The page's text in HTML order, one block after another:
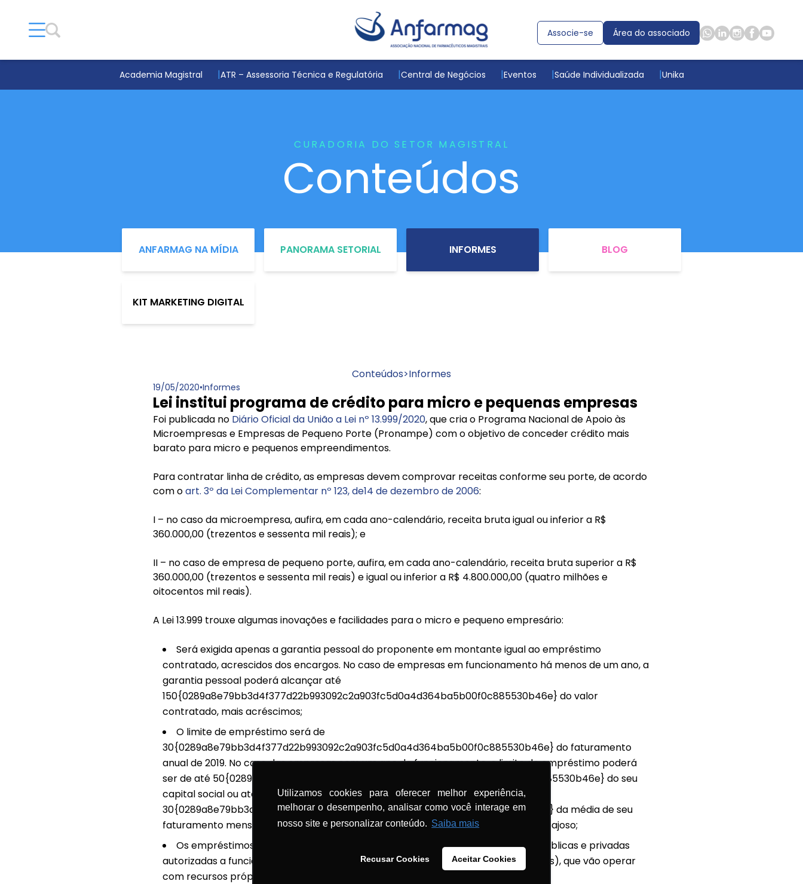
Utilizamos cookies para oferecer melhor experiência,
melhorar o desempenho, analisar como você interage em
nosso site e personalizar conteúdo. Saiba mais
Recusar Cookies Aceitar Cookies
Associe-se Área do associado
Academia Magistral ATR – Assessoria Técnica e Regulatória Central de Negócios Eventos Saúde Individualizada Unika
CURADORIA DO SETOR MAGISTRAL
Conteúdos
ANFARMAG NA MÍDIA PANORAMA SETORIAL INFORMES BLOG
KIT MARKETING DIGITAL
Conteúdos>Informes
19/05/2020•Informes
Lei institui programa de crédito para micro e pequenas empresas
Foi publicada no Diário Oficial da União a Lei nº 13.999/2020, que cria o Programa Nacional de Apoio às
Microempresas e Empresas de Pequeno Porte (Pronampe) com o objetivo de conceder crédito mais
barato para micro e pequenos empreendimentos.
Para contratar linha de crédito, as empresas devem comprovar receitas conforme seu porte, de acordo
com oart. 3º da Lei Complementar nº 123, de14 de dezembro de 2006:
I – no caso da microempresa, aufira, em cada ano-calendário, receita bruta igual ou inferior a R$
360.000,00 (trezentos e sessenta mil reais); e
II – no caso de empresa de pequeno porte, aufira, em cada ano-calendário, receita bruta superior a R$
360.000,00 (trezentos e sessenta mil reais) e igual ou inferior a R$ 4.800.000,00 (quatro milhões e
oitocentos mil reais).
A Lei 13.999 trouxe algumas inovações e facilidades para o micro e pequeno empresário:
Será exigida apenas a garantia pessoal do proponente em montante igual ao empréstimo
contratado, acrescidos dos encargos. No caso de empresas em funcionamento há menos de um ano, a
garantia pessoal poderá alcançar até
150{0289a8e79bb3d4f377d22b993092c2a903fc5d0a4d364ba5b00f0c885530b46e} do valor
contratado, mais acréscimos;
O limite de empréstimo será de
30{0289a8e79bb3d4f377d22b993092c2a903fc5d0a4d364ba5b00f0c885530b46e} do faturamento
anual de 2019. No caso das empresas com um ano de funcionamento, o limite de empréstimo poderá
ser de até 50{0289a8e79bb3d4f377d22b993092c2a903fc5d0a4d364ba5b00f0c885530b46e} do seu
capital social ou até
30{0289a8e79bb3d4f377d22b993092c2a903fc5d0a4d364ba5b00f0c885530b46e} da média de seu
faturamento mensal apurado desde o início de suas atividades, o que for mais vantajoso;
Os empréstimos poderão ser acessados em todas as instituições financeiras públicas e privadas
autorizadas a funcionar pelo Banco Central, incluindo-se as Fintecs (bancos digitais), que vão operar
com recursos próprios e poderão contar com garantia da União limitada a